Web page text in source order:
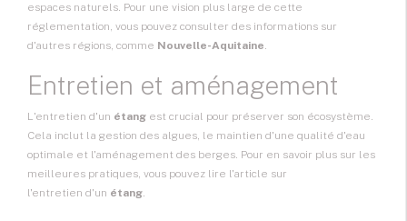
espaces naturels. Pour une vision plus large de cette
réglementation, vous pouvez consulter des informations sur
d'autres régions, comme Nouvelle-Aquitaine.
Entretien et aménagement
L'entretien d'un étang est crucial pour préserver son écosystème.
Cela inclut la gestion des algues, le maintien d'une qualité d'eau
optimale et l'aménagement des berges. Pour en savoir plus sur les
meilleures pratiques, vous pouvez lire l'article sur
l'entretien d'un étang.